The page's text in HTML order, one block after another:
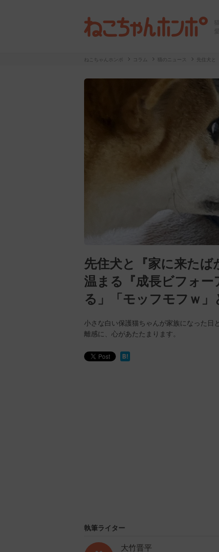
ねこちゃんホンポ コラム 猫のニュース 先住犬と
先住犬と『家に来た
温まる『成長ビフォ
る」「モッフモフｗ」
小さな白い保護猫ちゃんが家族になった日
離感に、心があたたまります。
執筆ライター
大竹晋平